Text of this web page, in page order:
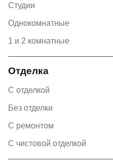
Студии
Однокомнатные
1 и 2 комнатные
Отделка
С отделкой
Без отделки
С ремонтом
С чистовой отделкой